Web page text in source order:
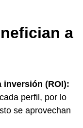
a
inversión (ROI):
perfil, por lo
se aprovechan